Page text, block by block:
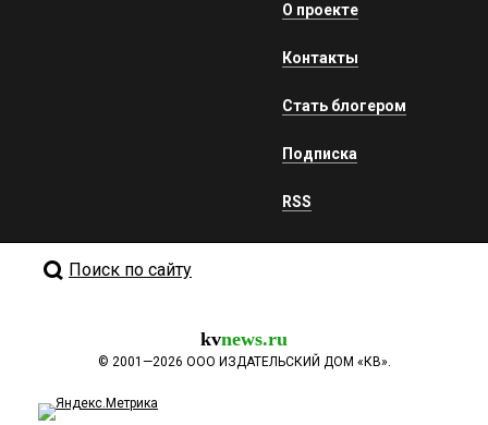
О проекте
Контакты
Стать блогером
Подписка
RSS
Поиск по сайту
kvnews.ru
© 2001—2026 ООО ИЗДАТЕЛЬСКИЙ ДОМ «КВ».